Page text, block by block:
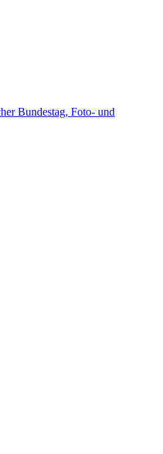
Bundestag, Foto- und